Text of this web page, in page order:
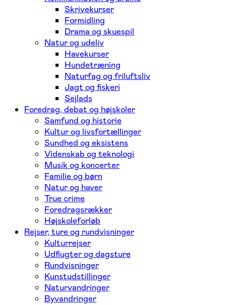
Skrivekurser
Formidling
Drama og skuespil
Natur og udeliv
Havekurser
Hundetræning
Naturfag og friluftsliv
Jagt og fiskeri
Sejlads
Foredrag, debat og højskoler
Samfund og historie
Kultur og livsfortællinger
Sundhed og eksistens
Videnskab og teknologi
Musik og koncerter
Familie og børn
Natur og haver
True crime
Foredragsrækker
Højskoleforløb
Rejser, ture og rundvisninger
Kulturrejser
Udflugter og dagsture
Rundvisninger
Kunstudstillinger
Naturvandringer
Byvandringer